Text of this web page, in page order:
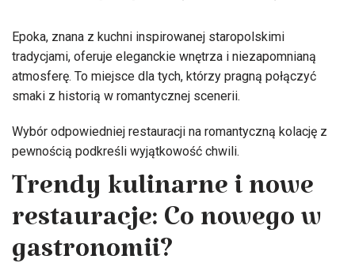
Epoka, znana z kuchni inspirowanej staropolskimi
tradycjami, oferuje eleganckie wnętrza i niezapomnianą
atmosferę. To miejsce dla tych, którzy pragną połączyć
smaki z historią w romantycznej scenerii.
Wybór odpowiedniej restauracji na romantyczną kolację z
pewnością podkreśli wyjątkowość chwili.
Trendy kulinarne i nowe
restauracje: Co nowego w